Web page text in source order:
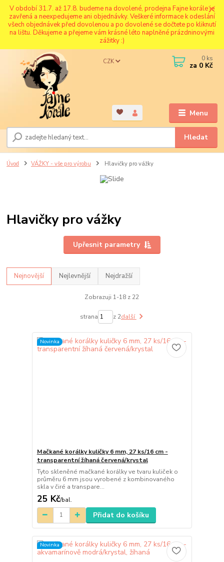
V období 31.7. až 17.8. budeme na dovolené, prodejna Fajne korále je
zavřená a neexpedujeme ani objednávky. Veškeré informace k odeslání
všech objednávek před dovolenou a po dovolené se dočtete po kliknutí
na lištu. Děkujeme a přejeme vám krásné léto naplněné prázdninovými
zážitky :)
Menu
CZK
Hledat
0 ks
za 0 Kč
Úvod VÁŽKY - vše pro výrobu Hlavičky pro vážky
Hlavičky pro vážky
Upřesnit parametry
Nejnovější Nejlevnější Nejdražší
Zobrazuji 1-18 z 22
strana z 2další
Novinka
Mačkané korálky kuličky 6 mm, 27 ks/16 cm -
transparentní žíhaná červená/krystal
Tyto skleněné mačkané korálky ve tvaru kuliček o
průměru 6 mm jsou vyrobené z kombinovaného
skla v čiré a transpare...
25 Kč/bal.
Přidat do košíku
Novinka